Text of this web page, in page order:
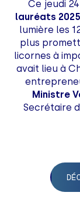
Ce jeudi
lauréats
lumière les
plus
licornes à
avait lieu à
Ministre
Secrétaire